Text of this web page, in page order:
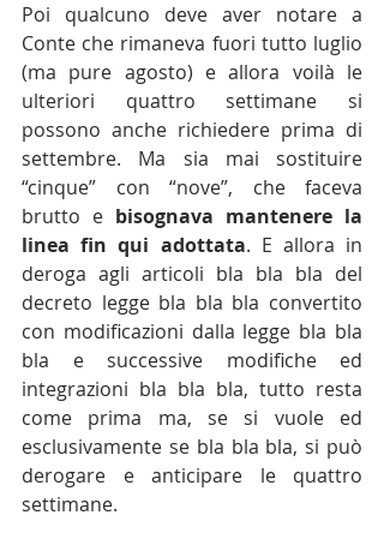
Poi qualcuno deve aver notare a
Conte che rimaneva fuori tutto luglio
(ma pure agosto) e allora voilà le
ulteriori quattro settimane si
possono anche richiedere prima di
settembre. Ma sia mai sostituire
“cinque” con “nove”, che faceva
brutto e bisognava mantenere la
linea fin qui adottata. E allora in
deroga agli articoli bla bla bla del
decreto legge bla bla bla convertito
con modificazioni dalla legge bla bla
bla e successive modifiche ed
integrazioni bla bla bla, tutto resta
come prima ma, se si vuole ed
esclusivamente se bla bla bla, si può
derogare e anticipare le quattro
settimane.